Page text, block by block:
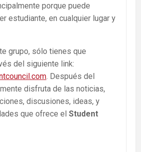
porque puede
estudiante, en cualquier lugar y
grupo, sólo tienes que
del siguiente link:
. Después del
disfruta de las noticias,
discusiones, ideas, y
que ofrece el Student